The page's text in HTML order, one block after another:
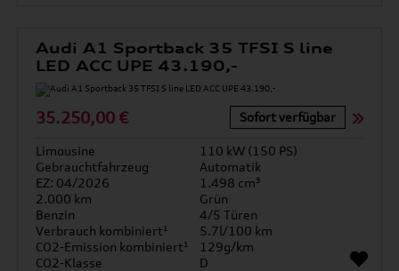
Audi A1 Sportback 35 TFSI S line
LED ACC UPE 43.190,-
35.250,00 € Sofort verfügbar
Limousine
110 kW (150 PS)
Gebrauchtfahrzeug
Automatik
EZ: 04/2026
1.498 cm³
2.000 km
Grün
Benzin
4/5 Türen
Verbrauch kombiniert¹
5.7l/100 km
CO2-Emission kombiniert¹
129g/km
CO2-Klasse
D